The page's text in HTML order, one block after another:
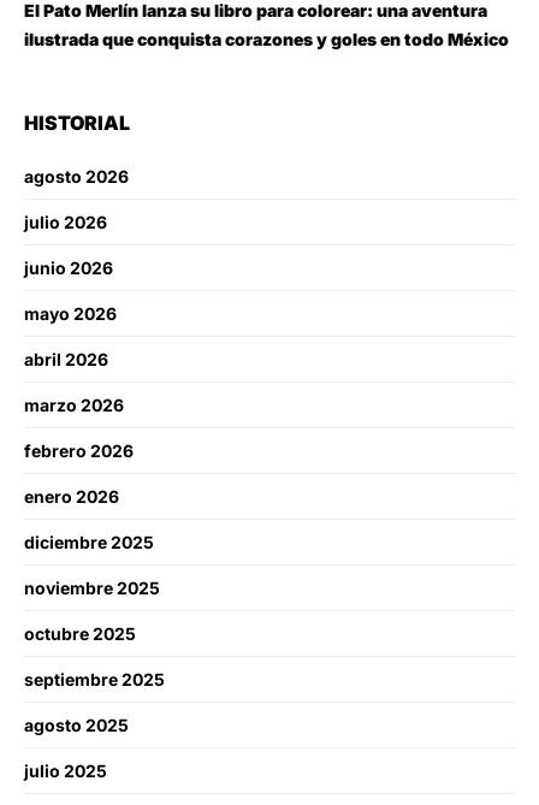
El Pato Merlín lanza su libro para colorear: una aventura
ilustrada que conquista corazones y goles en todo México
HISTORIAL
agosto 2026
julio 2026
junio 2026
mayo 2026
abril 2026
marzo 2026
febrero 2026
enero 2026
diciembre 2025
noviembre 2025
octubre 2025
septiembre 2025
agosto 2025
julio 2025